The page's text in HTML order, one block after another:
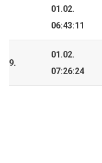
01.02.
06:43:11
9.
01.02.
07:26:24